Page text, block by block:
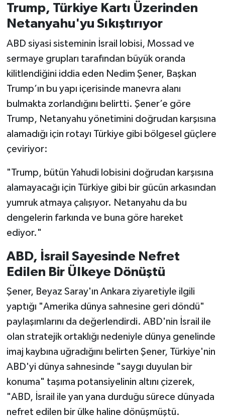
Trump, Türkiye Kartı Üzerinden
Netanyahu'yu Sıkıştırıyor
ABD siyasi sisteminin İsrail lobisi, Mossad ve
sermaye grupları tarafından büyük oranda
kilitlendiğini iddia eden Nedim Şener, Başkan
Trump’ın bu yapı içerisinde manevra alanı
bulmakta zorlandığını belirtti. Şener’e göre
Trump, Netanyahu yönetimini doğrudan karşısına
alamadığı için rotayı Türkiye gibi bölgesel güçlere
çeviriyor:
"Trump, bütün Yahudi lobisini doğrudan karşısına
alamayacağı için Türkiye gibi bir gücün arkasından
yumruk atmaya çalışıyor. Netanyahu da bu
dengelerin farkında ve buna göre hareket
ediyor."
ABD, İsrail Sayesinde Nefret
Edilen Bir Ülkeye Dönüştü
Şener, Beyaz Saray'ın Ankara ziyaretiyle ilgili
yaptığı "Amerika dünya sahnesine geri döndü"
paylaşımlarını da değerlendirdi. ABD'nin İsrail ile
olan stratejik ortaklığı nedeniyle dünya genelinde
imaj kaybına uğradığını belirten Şener, Türkiye'nin
ABD'yi dünya sahnesinde "saygı duyulan bir
konuma" taşıma potansiyelinin altını çizerek,
"ABD, İsrail ile yan yana durduğu sürece dünyada
nefret edilen bir ülke haline dönüşmüştü.